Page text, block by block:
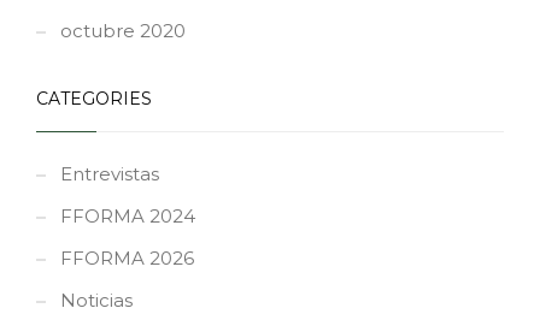
octubre 2020
CATEGORIES
Entrevistas
FFORMA 2024
FFORMA 2026
Noticias